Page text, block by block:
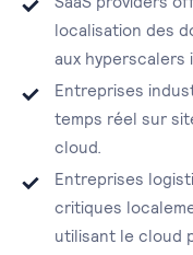
localisation des
aux hyperscalers
Entreprises
temps réel sur
cloud.
Entreprises
critiques
utilisant le cloud